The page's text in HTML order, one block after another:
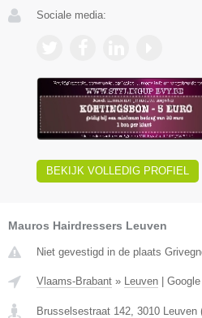
Sociale media:
BEKIJK VOLLEDIG PROFIEL
Mauros Hairdressers Leuven
Niet gevestigd in de plaats
Vlaams-Brabant » Leuven
Brusselsestraat 142 3010 Leuven